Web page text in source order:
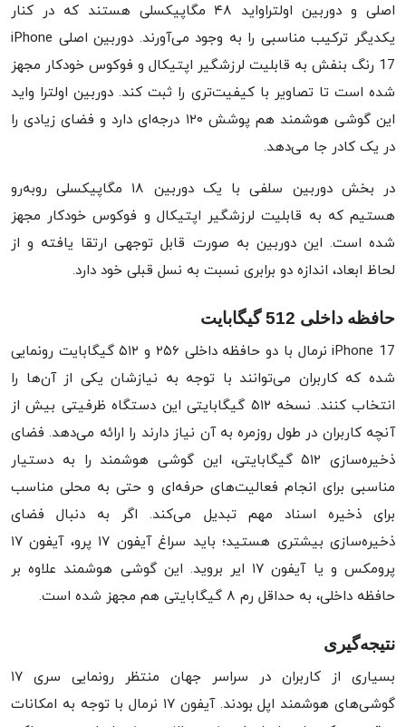
اصلی و دوربین اولتراواید ۴۸ مگاپیکسلی هستند که در کنار
یکدیگر ترکیب مناسبی را به وجود می‌آورند. دوربین اصلی iPhone
17 رنگ بنفش به قابلیت لرزشگیر اپتیکال و فوکوس خودکار مجهز
شده است تا تصاویر با کیفیت‌تری را ثبت کند. دوربین اولترا واید
این گوشی هوشمند هم پوشش ۱۲۰ درجه‌ای دارد و فضای زیادی را
در یک کادر جا می‌دهد.
در بخش دوربین سلفی با یک دوربین ۱۸ مگاپیکسلی روبه‌رو
هستیم که به قابلیت لرزشگیر اپتیکال و فوکوس خودکار مجهز
شده است. این دوربین به صورت قابل توجهی ارتقا یافته و از
لحاظ ابعاد، اندازه دو برابری نسبت به نسل قبلی خود دارد.
حافظه داخلی 512 گیگابایت
iPhone 17 نرمال با دو حافظه داخلی ۲۵۶ و ۵۱۲ گیگابایت رونمایی
شده که کاربران می‌توانند با توجه به نیازشان یکی از آن‌ها را
انتخاب کنند. نسخه ۵۱۲ گیگابایتی این دستگاه ظرفیتی بیش از
آنچه کاربران در طول روزمره به آن نیاز دارند را ارائه می‌دهد. فضای
ذخیره‌سازی ۵۱۲ گیگابایتی، این گوشی هوشمند را به دستیار
مناسبی برای انجام فعالیت‌های حرفه‌ای و حتی به محلی مناسب
برای ذخیره اسناد مهم تبدیل می‌کند. اگر به دنبال فضای
ذخیره‌سازی بیشتری هستید؛ باید سراغ آیفون ۱۷ پرو، آیفون ۱۷
پرومکس و یا آیفون ۱۷ ایر بروید. این گوشی هوشمند علاوه بر
حافظه داخلی، به حداقل رم ۸ گیگابایتی هم مجهز شده است.
نتیجه‌گیری
بسیاری از کاربران در سراسر جهان منتظر رونمایی سری ۱۷
گوشی‌های هوشمند اپل بودند. آیفون ۱۷ نرمال با توجه به امکانات